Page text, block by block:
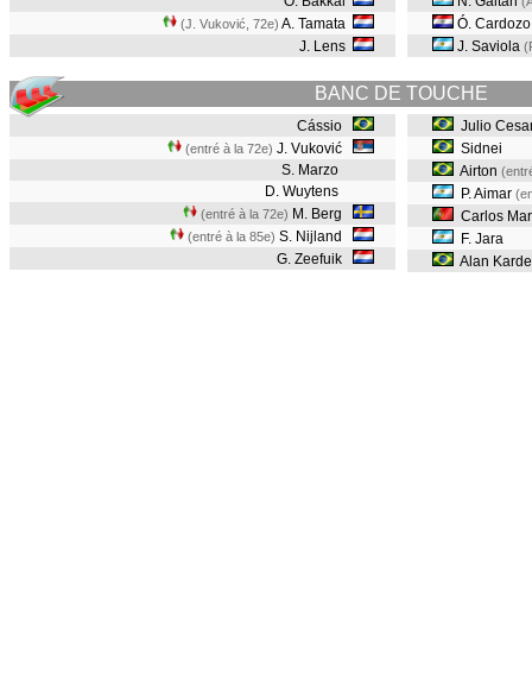
(J. Vuković, 72e) A. Tamata
J. Lens
Ó. Cardozo
J. Saviola
BANC DE TOUCHE
Cássio
(entré à la 72e) J. Vuković
S. Marzo
D. Wuytens
(entré à la 72e) M. Berg
(entré à la 85e) S. Nijland
G. Zeefuik
Julio
Sidnei
Airton
P. Aimar
Carlos
F. Jara
Alan